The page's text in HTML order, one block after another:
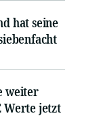
hat seine
weiter
Werte jetzt